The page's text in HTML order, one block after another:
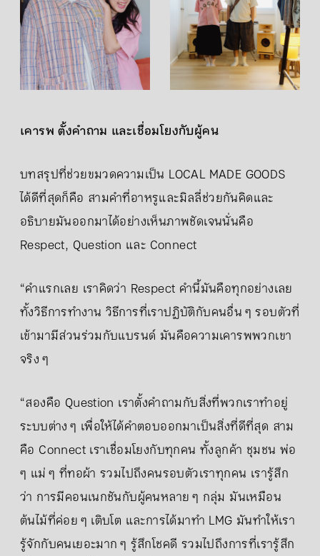
เคารพ ตั้งคำถาม และเชื่อมโยงกับผู้คน
บทสรุปที่ช่วยขมวดความเป็น LOCAL MADE GOODS
ได้ดีที่สุดก็คือ สามคำที่อาหรูและมิลลี่ช่วยกันคิดและ
อธิบายมันออกมาได้อย่างเห็นภาพชัดเจนนั่นคือ
Respect, Question และ Connect
“คำแรกเลย เราคิดว่า Respect คำนี้มันคือทุกอย่างเลย
ทั้งวิธีการทำงาน วิธีการที่เราปฏิบัติกับคนอื่น ๆ รอบตัวที่
เข้ามามีส่วนร่วมกับแบรนด์ มันคือความเคารพพวกเขา
จริง ๆ
“สองคือ Question เราตั้งคำถามกับสิ่งที่พวกเราทำอยู่
ระบบต่าง ๆ เพื่อให้ได้คำตอบออกมาเป็นสิ่งที่ดีที่สุด สาม
คือ Connect เราเชื่อมโยงกับทุกคน ทั้งลูกค้า ชุมชน พ่อ
ๆ แม่ ๆ ที่ทอผ้า รวมไปถึงคนรอบตัวเราทุกคน เรารู้สึก
ว่า การมีคอนเนกชันกับผู้คนหลาย ๆ กลุ่ม มันเหมือน
ต้นไม้ที่ค่อย ๆ เติบโต และการได้มาทำ LMG มันทำให้เรา
รู้จักกับคนเยอะมาก ๆ รู้สึกโชคดี รวมไปถึงการที่เรารู้สึก